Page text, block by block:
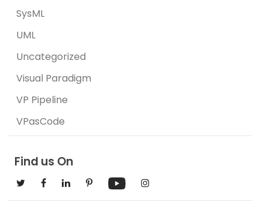
SysML
UML
Uncategorized
Visual Paradigm
VP Pipeline
VPasCode
Find us On